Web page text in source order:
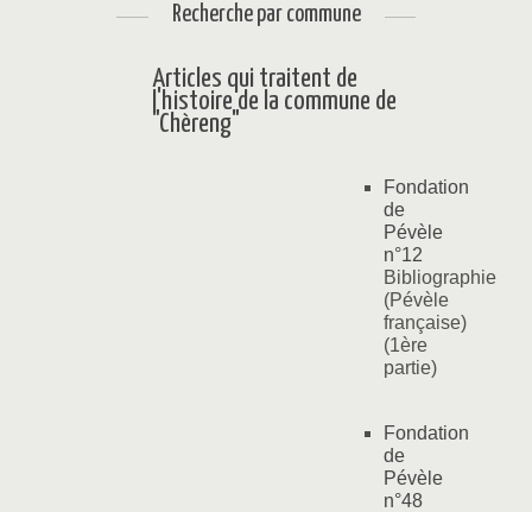
Recherche par commune
Articles qui traitent de
l'histoire de la commune de
"Chèreng"
Fondation
de
Pévèle
n°12
Bibliographie
(Pévèle
française)
(1ère
partie)
Fondation
de
Pévèle
n°48